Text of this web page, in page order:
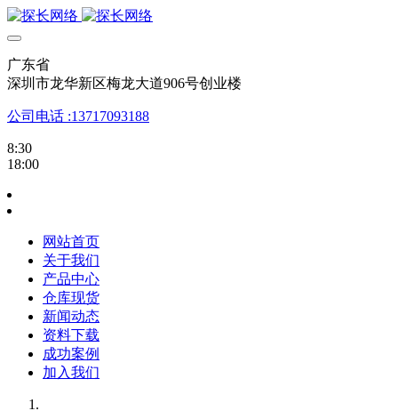
广东省
深圳市龙华新区梅龙大道906号创业楼
公司电话 :13717093188
8:30
18:00
网站首页
关于我们
产品中心
仓库现货
新闻动态
资料下载
成功案例
加入我们